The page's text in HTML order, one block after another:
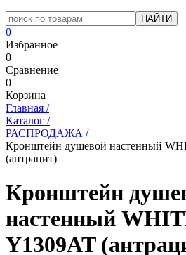
0
Избранное
0
Сравнение
0
Корзина
Главная /
Каталог /
РАСПРОДАЖА /
Кронштейн душевой настенный
(антрацит)
Кронштейн
настенный
Y1309AT